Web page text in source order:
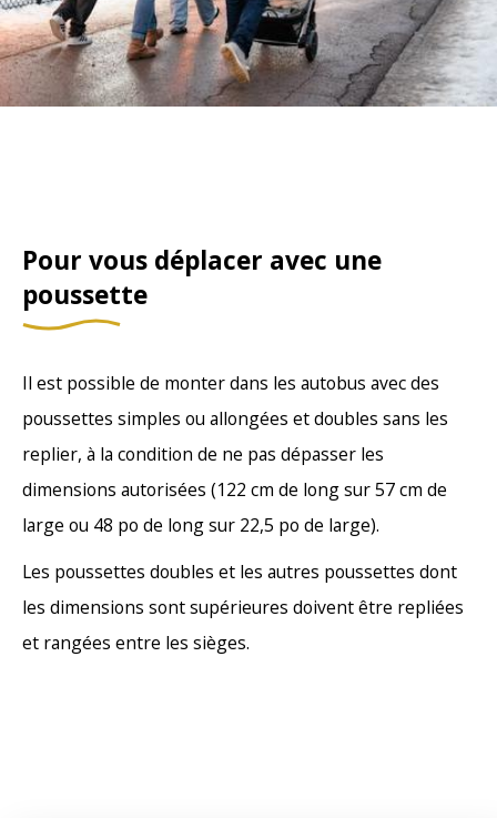
Pour vous déplacer avec une
poussette
Il est possible de monter dans les autobus avec des
poussettes simples ou allongées et doubles sans les
replier, à la condition de ne pas dépasser les
dimensions autorisées (122 cm de long sur 57 cm de
large ou 48 po de long sur 22,5 po de large).
Les poussettes doubles et les autres poussettes dont
les dimensions sont supérieures doivent être repliées
et rangées entre les sièges.